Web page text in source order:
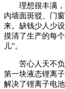
理想很丰满
内墙面斑驳、门
来。缺钱少人少
摸清了生产的每
儿”。
苦心人天不
第一块液态锂离
解决了锂离子电